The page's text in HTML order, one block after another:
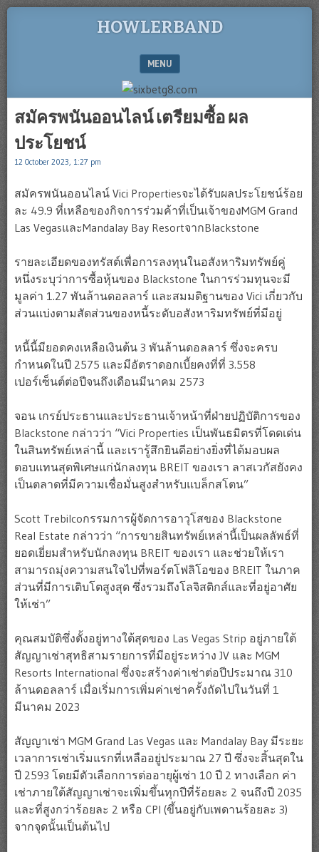
HOWLERBAND
MENU
สมัครพนันออนไลน์ เตรียมซื้อ ผล
ประโยชน์
12 October 2023, 1:27 pm
สมัครพนันออนไลน์ Vici Propertiesจะได้รับผลประโยชน์ร้อย
ละ 49.9 ที่เหลือของกิจการร่วมค้าที่เป็นเจ้าของMGM Grand
Las VegasและMandalay Bay ResortจากBlackstone
รายละเอียดของทรัสต์เพื่อการลงทุนในอสังหาริมทรัพย์คู่
หนึ่งระบุว่าการซื้อหุ้นของ Blackstone ในการร่วมทุนจะมี
มูลค่า 1.27 พันล้านดอลลาร์ และสมมติฐานของ Vici เกี่ยวกับ
ส่วนแบ่งตามสัดส่วนของหนี้ระดับอสังหาริมทรัพย์ที่มีอยู่
หนี้นี้มียอดคงเหลือเงินต้น 3 พันล้านดอลลาร์ ซึ่งจะครบ
กำหนดในปี 2575 และมีอัตราดอกเบี้ยคงที่ที่ 3.558
เปอร์เซ็นต์ต่อปีจนถึงเดือนมีนาคม 2573
จอน เกรย์ประธานและประธานเจ้าหน้าที่ฝ่ายปฏิบัติการของ
Blackstone กล่าวว่า “Vici Properties เป็นพันธมิตรที่โดดเด่น
ในสินทรัพย์เหล่านี้ และเรารู้สึกยินดีอย่างยิ่งที่ได้มอบผล
ตอบแทนสุดพิเศษแก่นักลงทุน BREIT ของเรา ลาสเวกัสยังคง
เป็นตลาดที่มีความเชื่อมั่นสูงสำหรับแบล็กสโตน”
Scott Trebilcoกรรมการผู้จัดการอาวุโสของ Blackstone
Real Estate กล่าวว่า “การขายสินทรัพย์เหล่านี้เป็นผลลัพธ์ที่
ยอดเยี่ยมสำหรับนักลงทุน BREIT ของเรา และช่วยให้เรา
สามารถมุ่งความสนใจไปที่พอร์ตโฟลิโอของ BREIT ในภาค
ส่วนที่มีการเติบโตสูงสุด ซึ่งรวมถึงโลจิสติกส์และที่อยู่อาศัย
ให้เช่า”
คุณสมบัติซึ่งตั้งอยู่ทางใต้สุดของ Las Vegas Strip อยู่ภายใต้
สัญญาเช่าสุทธิสามรายการที่มีอยู่ระหว่าง JV และ MGM
Resorts International ซึ่งจะสร้างค่าเช่าต่อปีประมาณ 310
ล้านดอลลาร์ เมื่อเริ่มการเพิ่มค่าเช่าครั้งถัดไปในวันที่ 1
มีนาคม 2023
สัญญาเช่า MGM Grand Las Vegas และ Mandalay Bay มีระยะ
เวลาการเช่าเริ่มแรกที่เหลืออยู่ประมาณ 27 ปี ซึ่งจะสิ้นสุดใน
ปี 2593 โดยมีตัวเลือกการต่ออายุผู้เช่า 10 ปี 2 ทางเลือก ค่า
เช่าภายใต้สัญญาเช่าจะเพิ่มขึ้นทุกปีที่ร้อยละ 2 จนถึงปี 2035
และที่สูงกว่าร้อยละ 2 หรือ CPI (ขึ้นอยู่กับเพดานร้อยละ 3)
จากจุดนั้นเป็นต้นไป